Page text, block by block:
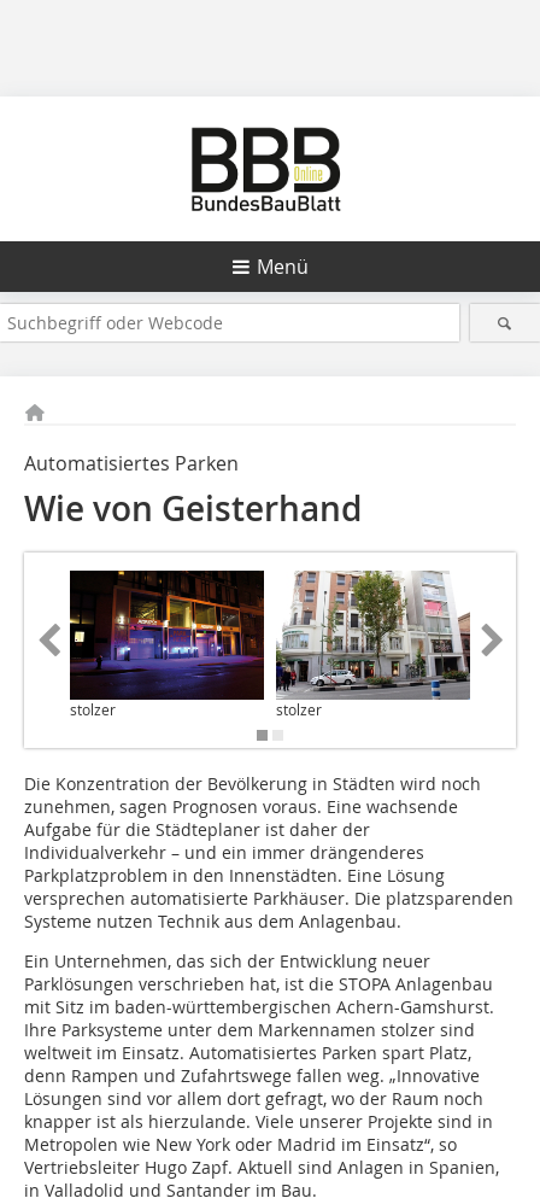
Menü
Automatisiertes Parken
Wie von Geisterhand
stolzer stolzer
Die Konzentration der Bevölkerung in Städten wird noch
zunehmen, sagen Prognosen voraus. Eine wachsende
Aufgabe für die Städteplaner ist daher der
Individualverkehr – und ein immer drängenderes
Parkplatzproblem in den Innenstädten. Eine Lösung
versprechen automatisierte Parkhäuser. Die platzsparenden
Systeme nutzen Technik aus dem Anlagenbau.
Ein Unternehmen, das sich der Entwicklung neuer
Parklösungen verschrieben hat, ist die STOPA Anlagenbau
mit Sitz im baden-württembergischen Achern-Gamshurst.
Ihre Parksysteme unter dem Markennamen stolzer sind
weltweit im Einsatz. Automatisiertes Parken spart Platz,
denn Rampen und Zufahrtswege fallen weg. „Innovative
Lösungen sind vor allem dort gefragt, wo der Raum noch
knapper ist als hierzulande. Viele unserer Projekte sind in
Metropolen wie New York oder Madrid im Einsatz“, so
Vertriebsleiter Hugo Zapf. Aktuell sind Anlagen in Spanien,
in Valladolid und Santander im Bau.